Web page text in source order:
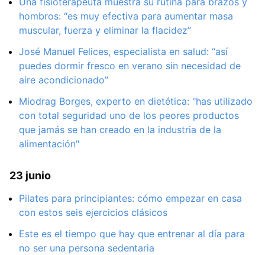
hombros: “es muy efectiva para aumentar masa
muscular, fuerza y eliminar la flacidez”
José Manuel Felices, especialista en salud: “así
puedes dormir fresco en verano sin necesidad de
aire acondicionado”
Miodrag Borges, experto en dietética: "has utilizado
con total seguridad uno de los peores productos
que jamás se han creado en la industria de la
alimentación"
23 junio
Pilates para principiantes: cómo empezar en casa
con estos seis ejercicios clásicos
Este es el tiempo que hay que entrenar al día para
no ser una persona sedentaria